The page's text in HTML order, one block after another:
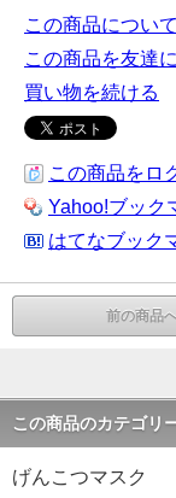
この商品につい
この商品を友達
買い物を続ける
この商品をロ
Yahoo!ブック
はてなブック
前の商品
この商品のカテゴリ
げんこつマスク